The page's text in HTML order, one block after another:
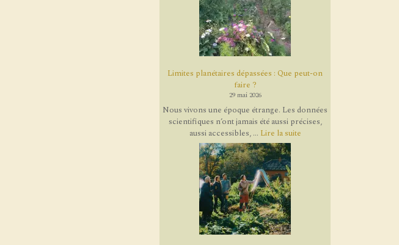
Limites planétaires dépassées : Que peut-on
faire ?
29 mai 2026
Nous vivons une époque étrange. Les données
scientifiques n’ont jamais été aussi précises,
aussi accessibles, ... Lire la suite